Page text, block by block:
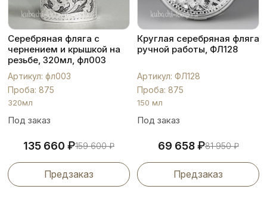
Серебряная фляга с
чернением и крышкой на
резьбе, 320мл, фл003
Артикул: фл003
Проба: 875
320мл
Под заказ
135 660 ₽159 600₽
Предзаказ
Круглая серебряная фляга
ручной работы, ФЛ128
Артикул: ФЛ128
Проба: 875
150 мл
Под заказ
69 658₽81 950₽
Предзаказ